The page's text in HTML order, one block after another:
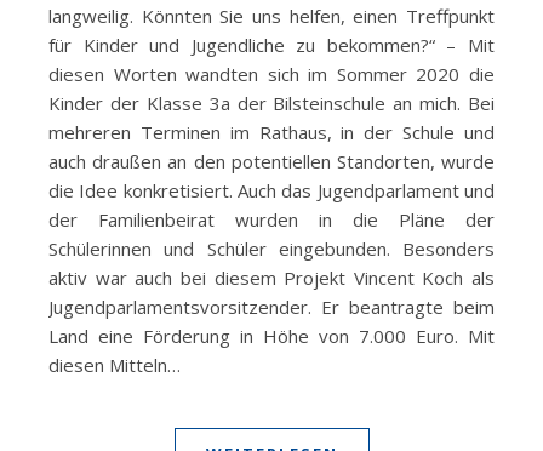
langweilig. Könnten Sie uns helfen, einen Treffpunkt
für Kinder und Jugendliche zu bekommen?“ – Mit
diesen Worten wandten sich im Sommer 2020 die
Kinder der Klasse 3a der Bilsteinschule an mich. Bei
mehreren Terminen im Rathaus, in der Schule und
auch draußen an den potentiellen Standorten, wurde
die Idee konkretisiert. Auch das Jugendparlament und
der Familienbeirat wurden in die Pläne der
Schülerinnen und Schüler eingebunden. Besonders
aktiv war auch bei diesem Projekt Vincent Koch als
Jugendparlamentsvorsitzender. Er beantragte beim
Land eine Förderung in Höhe von 7.000 Euro. Mit
diesen Mitteln…